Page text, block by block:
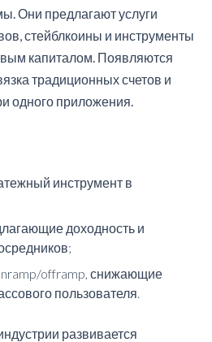
Они предлагают услуги
стейблкоины и инструменты
капиталом. Появляются
традиционных счетов и
одного приложения.
инструмент в
доходность и
offramp, снижающие
пользователя.
развивается